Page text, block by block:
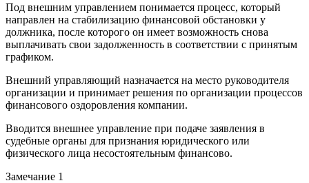
Под внешним управлением понимается процесс, который
направлен на стабилизацию финансовой обстановки у
должника, после которого он имеет возможность снова
выплачивать свои задолженность в соответствии с принятым
графиком.
Внешний управляющий назначается на место руководителя
организации и принимает решения по организации процессов
финансового оздоровления компании.
Вводится внешнее управление при подаче заявления в
судебные органы для признания юридического или
физического лица несостоятельным финансово.
Замечание 1